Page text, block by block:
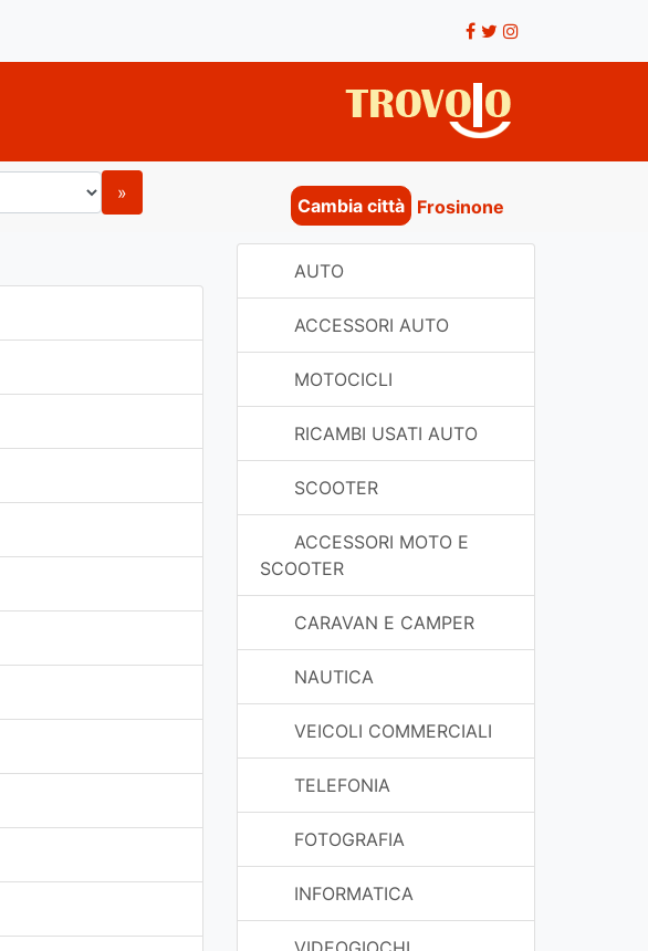
»
Cambia città Frosinone
AUTO
ACCESSORI AUTO
MOTOCICLI
RICAMBI USATI AUTO
SCOOTER
ACCESSORI MOTO E
SCOOTER
CARAVAN E CAMPER
NAUTICA
VEICOLI COMMERCIALI
TELEFONIA
FOTOGRAFIA
INFORMATICA